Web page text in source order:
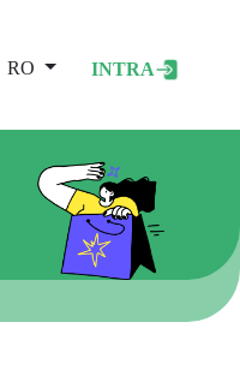
RO User
INTRA